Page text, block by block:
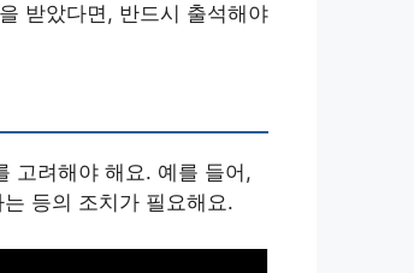
받았다면, 반드시 출석해야
고려해야 해요. 예를 들어,
등의 조치가 필요해요.